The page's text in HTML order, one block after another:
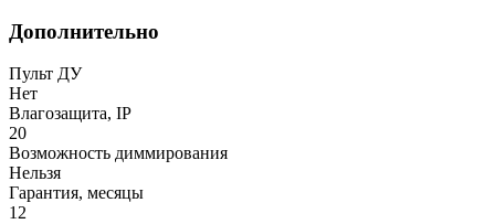
Дополнительно
Пульт ДУ
Нет
Влагозащита, IP
20
Возможность диммирования
Нельзя
Гарантия, месяцы
12